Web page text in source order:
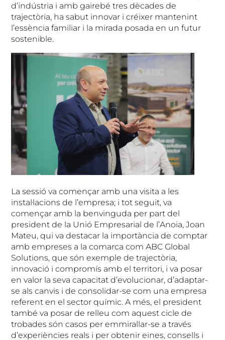
d’indústria i amb gairebé tres dècades de
trajectòria, ha sabut innovar i créixer mantenint
l’essència familiar i la mirada posada en un futur
sostenible.
La sessió va començar amb una visita a les
instal·lacions de l’empresa; i tot seguit, va
començar amb la benvinguda per part del
president de la Unió Empresarial de l’Anoia, Joan
Mateu, qui va destacar la importància de comptar
amb empreses a la comarca com ABC Global
Solutions, que són exemple de trajectòria,
innovació i compromís amb el territori, i va posar
en valor la seva capacitat d’evolucionar, d’adaptar-
se als canvis i de consolidar-se com una empresa
referent en el sector químic. A més, el president
també va posar de relleu com aquest cicle de
trobades són casos per emmirallar-se a través
d’experiències reals i per obtenir eines, consells i